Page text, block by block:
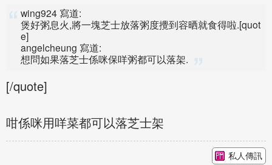
wing924 寫道:
煲好粥息火,將一塊芝士放落粥度攪到容晒就食得啦.[quot
e]
angelcheung 寫道:
想問如果落芝士係咪保咩粥都可以落架.
[/quote]
咁係咪用咩菜都可以落芝士架
私人傳訊